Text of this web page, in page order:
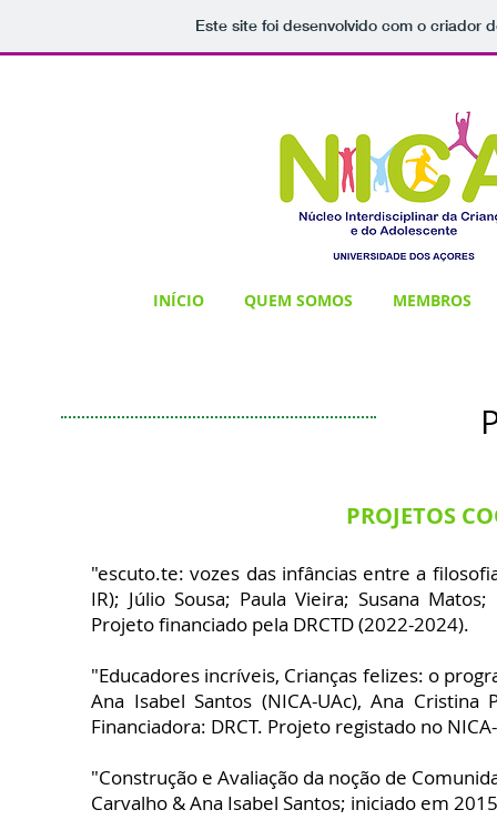
Este site foi desenvolvido com o criador
INÍCIO QUEM SOMOS MEMBROS
PROJETOS
"escuto.te: vozes das infâncias entre a
IR); Júlio Sousa; Paula Vieira; Susana
Projeto financiado pela DRCTD (2022-2024).
"Educadores incríveis, Crianças felizes: o
Ana Isabel Santos (NICA-UAc), Ana
Financiadora: DRCT. Projeto registado no
"Construção e Avaliação da noção de
Carvalho & Ana Isabel Santos; iniciado em